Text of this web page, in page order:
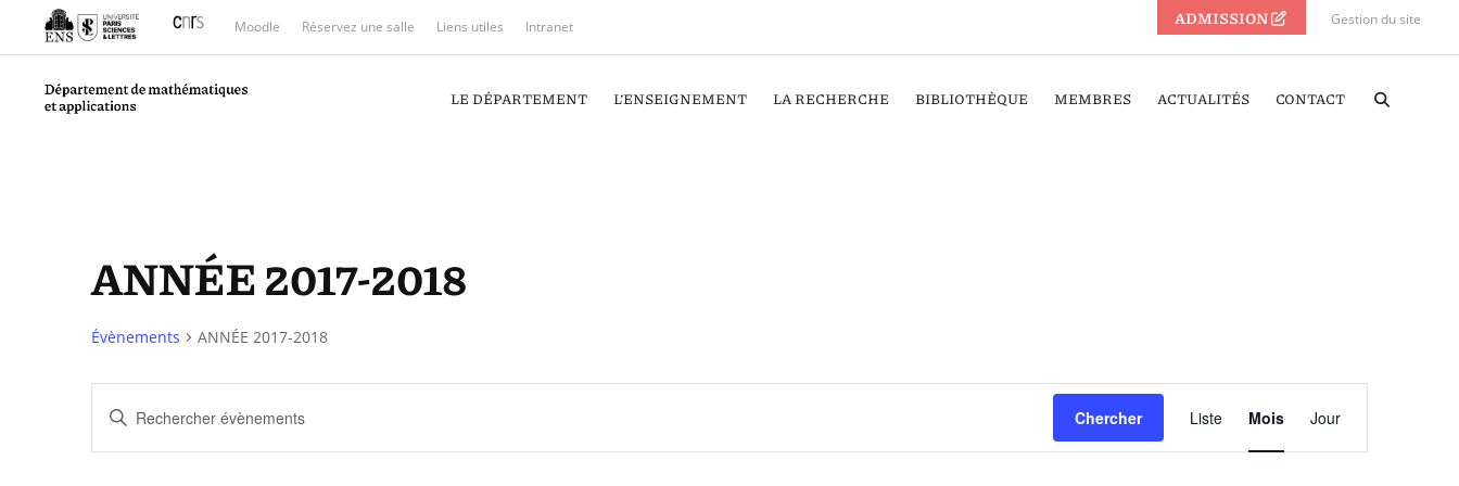
Moodle Réservez une salle Liens utiles Intranet ADMISSION Gestion du site
LE DÉPARTEMENT L’ENSEIGNEMENT LA RECHERCHE BIBLIOTHÈQUE MEMBRES ACTUALITÉS CONTACT
ANNÉE 2017-2018
Évènements ANNÉE 2017-2018
Recherche
et
Saisir
Chercher Liste Mois Jour